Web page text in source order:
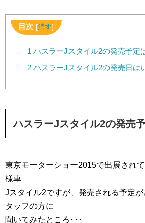
目次 [消す]
1 ハスラーJスタイル2の発売予定
2 ハスラーJスタイル2の発売日は
ハスラーJスタイル2の発売
東京モーターショー2015で出展され
様車
Jスタイル2ですが、発売される予定
タッフの方に
聞いてみたところ･･･